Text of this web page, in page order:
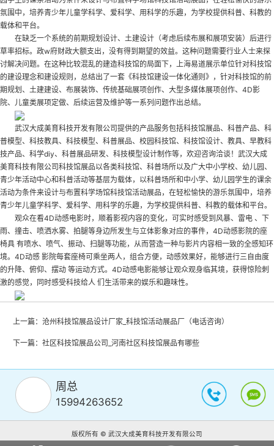
氛围中，培养青少年儿童学科学、爱科学、用科学的乐趣，为学校提供科普、科教的
载体和平台。
在缺乏一个系统的前期规划设计、土建设计（考虑后续布展和展项安装）后进行
草率招标。政w府财政大额支出，没有得到期望的效益。这种问题需要行业人士来探
讨解决问题。在这种比较混乱的建造科技馆的局面下，上海易道展示单位针对科技馆
的建设理念和建设规则，总结出了一套《科技馆建设一体化通则》，针对科技馆的前
期规划、土建建设、布展装饰、传统基础展项创作、大型多媒体展项创作、4D影
院、儿童类展项定做、后续运营及维护等一系列问题作出总结。
武汉大成美育科技开发有限公司提供的产品服务包括科技馆展品、科普产品、科
普模型、科技教具、科技模型、科普展品、校园科技馆、科技馆设计、教具、早教科
技产品、科学diy、科普展品研发、科技模型设计制作等，欢迎咨询洽谈！武汉大成
美育科技有限公司科技馆展品以各类科技馆、科普场所以及广大中小学校、幼儿园、
青少年活动中心和科普活动等基层为载体，以科普场所和中小学、幼儿园学生的课余
活动为条件来设计与布置科学场馆科技馆活动展品 ，在轻松愉快的游乐氛围中，培养
青少年儿童学科学、爱科学、用科学的乐趣，为学校提供科普、科教的载体和平台。
观众在看4D动感电影时，顺着影视内容的变化，可实时感受到风暴、雷电 、下
雨、撞击、喷洒水雾、拍腿等身边所发生与立体影象对应的事件，4D动感影院的座
椅具 有喷水、喷气、振动、扫腿等功能，从而营造一种与影片内容相一致的全感知环
境。4D动感 影院每套座椅可乘坐两人，组合方便，动感效果好，能够进行三自由度
的升降、俯仰、摆动 等运动方式。4D动感电影能够让观众观身临其境，获得惊险刺
激的感觉，同时感受科技给人 们生活带来的娱乐和趣味性。
上一篇： 沧州科技馆展品设计厂家_科技馆活动展品厂（电话咨询）
下一篇： 社区科技馆展品公司_河南社区科技馆展品有哪些
周总
15994263652
版权所有 © 武汉大成美育科技开发有限公司